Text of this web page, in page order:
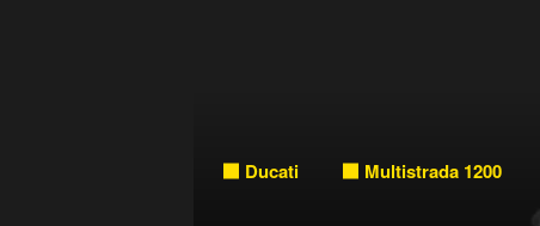
Ducati Multistrada 1200